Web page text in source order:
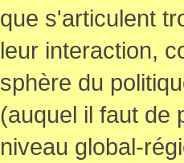
que s'articulent
leur interaction,
sphère du
(auquel il faut de
niveau global-